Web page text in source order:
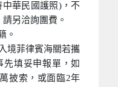
華民國護照)，不
另洽詢團費。
。
境菲律賓海關若攜
先填妥申報單，如
披索，或面臨2年